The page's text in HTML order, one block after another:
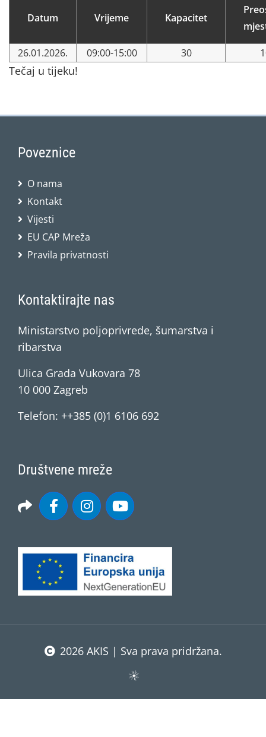
Datum Vrijeme Kapacitet
26.01.2026. 09:00-15:00 30
Tečaj u tijeku!
Poveznice
O nama
Kontakt
Vijesti
EU CAP Mreža
Pravila privatnosti
Kontaktirajte nas
Ministarstvo poljoprivrede, šumarstva i
ribarstva
Ulica Grada Vukovara 78
10 000 Zagreb
Telefon: ++385 (0)1 6106 692
Društvene mreže
2026 AKIS | Sva prava pridržana.